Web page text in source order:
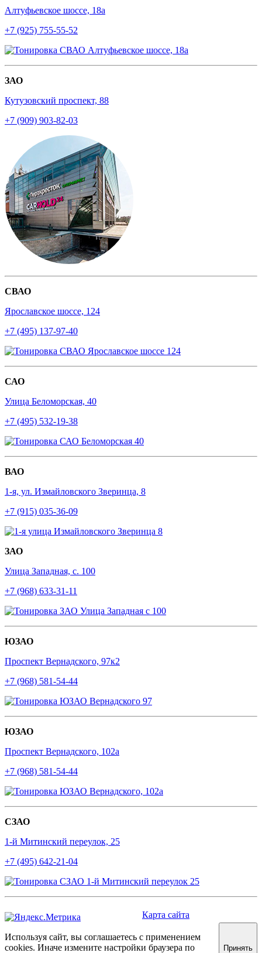
Алтуфьевское шоссе, 18а
+7 (925) 755-55-52
ЗАО
Кутузовский проспект, 88
+7 (909) 903-82-03
СВАО
Ярославское шоссе, 124
+7 (495) 137-97-40
САО
Улица Беломорская, 40
+7 (495) 532-19-38
ВАО
1-я, ул. Измайловского Зверинца, 8
+7 (915) 035-36-09
ЗАО
Улица Западная, с. 100
+7 (968) 633-31-11
ЮЗАО
Проспект Вернадского, 97к2
+7 (968) 581-54-44
ЮЗАО
Проспект Вернадского, 102а
+7 (968) 581-54-44
СЗАО
1-й Митинский переулок, 25
+7 (495) 642-21-04
Карта сайта
Используя сайт, вы соглашаетесь с применением
cookies. Иначе измените настройки браузера по
Принять